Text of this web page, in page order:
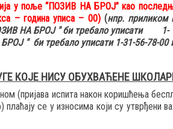
у поље “ПОЗИВ НА БРОЈ” као
– година уписа – 00) (нпр. приликом
НА БРОЈ " би требало уписати 1-
" би требало уписати 1-31-56-78-00
КОЈЕ НИСУ ОБУХВАЋЕНЕ
(пријава испита након коришћења
се у износима који су утврђени